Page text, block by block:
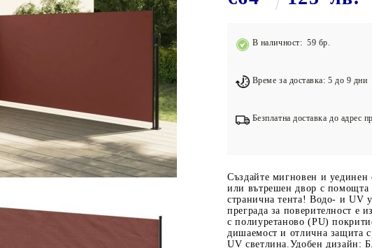
Подложки за фитнес уреди
В наличност: 59 бр.
Време за доставка: 5 до 9 дни
Безплатна доставка до адрес
Създайте мигновен и уединен
или вътрешен двор с помощта
странична тента! Водо- и UV
преграда за поверителност е
с полиуретаново (PU)
дишаемост и отлична защита
UV светлина.Удобен дизайн: